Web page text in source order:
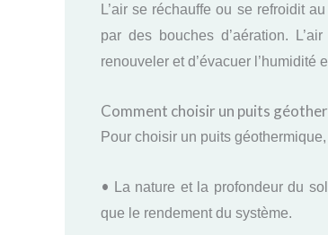
L’air se réchauffe ou se refroidit
par des bouches d’aération.
renouveler et d’évacuer l’humidité
Comment choisir un puits
Pour choisir un puits
• La nature et la profondeur du
que le rendement du système.